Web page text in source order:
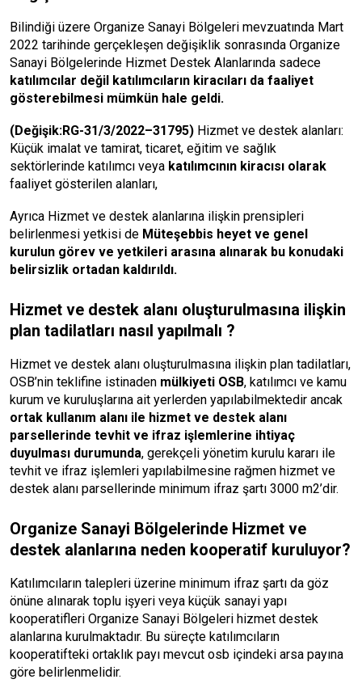
Bilindiği üzere Organize Sanayi Bölgeleri mevzuatında Mart
2022 tarihinde gerçekleşen değişiklik sonrasında Organize
Sanayi Bölgelerinde Hizmet Destek Alanlarında sadece
katılımcılar değil katılımcıların kiracıları da faaliyet
gösterebilmesi mümkün hale geldi.
(Değişik:RG-31/3/2022–31795) Hizmet ve destek alanları:
Küçük imalat ve tamirat, ticaret, eğitim ve sağlık
sektörlerinde katılımcı veya katılımcının kiracısı olarak
faaliyet gösterilen alanları,
Ayrıca Hizmet ve destek alanlarına ilişkin prensipleri
belirlenmesi yetkisi de Müteşebbis heyet ve genel
kurulun görev ve yetkileri arasına alınarak bu konudaki
belirsizlik ortadan kaldırıldı.
Hizmet ve destek alanı oluşturulmasına ilişkin
plan tadilatları nasıl yapılmalı ?
Hizmet ve destek alanı oluşturulmasına ilişkin plan tadilatları,
OSB’nin teklifine istinaden mülkiyeti OSB, katılımcı ve kamu
kurum ve kuruluşlarına ait yerlerden yapılabilmektedir ancak
ortak kullanım alanı ile hizmet ve destek alanı
parsellerinde tevhit ve ifraz işlemlerine ihtiyaç
duyulması durumunda, gerekçeli yönetim kurulu kararı ile
tevhit ve ifraz işlemleri yapılabilmesine rağmen hizmet ve
destek alanı parsellerinde minimum ifraz şartı 3000 m2’dir.
Organize Sanayi Bölgelerinde Hizmet ve
destek alanlarına neden kooperatif kuruluyor?
Katılımcıların talepleri üzerine minimum ifraz şartı da göz
önüne alınarak toplu işyeri veya küçük sanayi yapı
kooperatifleri Organize Sanayi Bölgeleri hizmet destek
alanlarına kurulmaktadır. Bu süreçte katılımcıların
kooperatifteki ortaklık payı mevcut osb içindeki arsa payına
göre belirlenmelidir.